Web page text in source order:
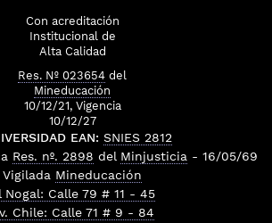
Con acreditación
Institucional de
Alta Calidad
Res. Nº 023654 del
Mineducación
10/12/21, Vigencia
10/12/27
EAN: SNIES 2812
Res. nº. 2898 del Minjusticia - 16/05/69
Vigilada Mineducación
Nogal: Calle 79 # 11 - 45
Chile: Calle 71 # 9 - 84